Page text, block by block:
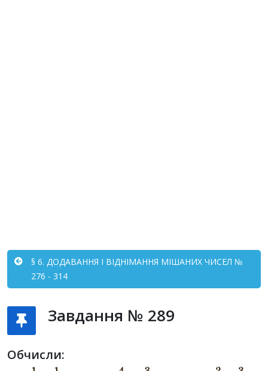
§ 6. ДОДАВАННЯ І ВІДНІМАННЯ МІШАНИХ ЧИСЕЛ №
276 - 314
Завдання № 289
Обчисли: